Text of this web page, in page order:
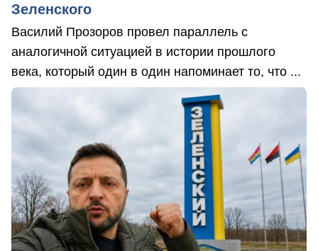
Зеленского
Василий Прозоров провел параллель с
аналогичной ситуацией в истории прошлого
века, который один в один напоминает то, что ...